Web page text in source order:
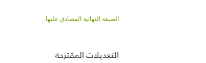
الصيغة النهائية المصادق عليها
التعديلات المقترحة